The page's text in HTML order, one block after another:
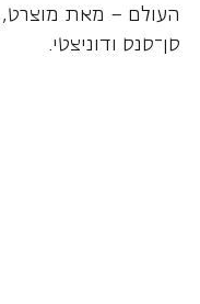
העולם – מאת מוצרט,
סן־סנס ודוניצטי.